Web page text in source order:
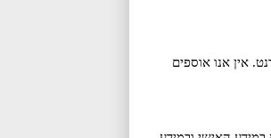
אין אנו אוספים